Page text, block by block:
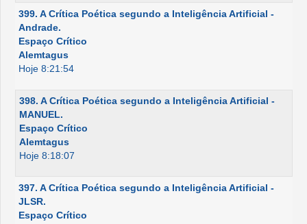
399. A Crítica Poética segundo a Inteligência Artificial -
Andrade.
Espaço Crítico
Alemtagus
Hoje 8:21:54
398. A Crítica Poética segundo a Inteligência Artificial -
MANUEL.
Espaço Crítico
Alemtagus
Hoje 8:18:07
397. A Crítica Poética segundo a Inteligência Artificial -
JLSR.
Espaço Crítico